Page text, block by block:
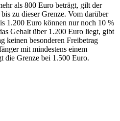
als 800 Euro beträgt, gilt der
zu dieser Grenze. Vom darüber
1.200 Euro können nur noch 10 %
Gehalt über 1.200 Euro liegt, gibt
keinen besonderen Freibetrag
mit mindestens einem
die Grenze bei 1.500 Euro.